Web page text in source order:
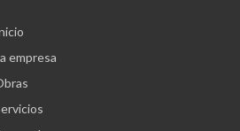
empresa